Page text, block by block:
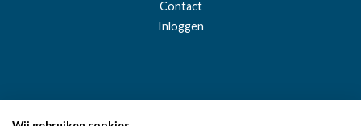
Contact
Inloggen